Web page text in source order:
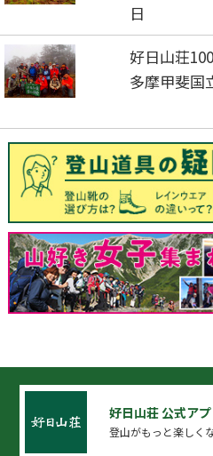
日
好日山荘
多摩甲斐
好日山荘 公式アプ
登山がもっと楽しく